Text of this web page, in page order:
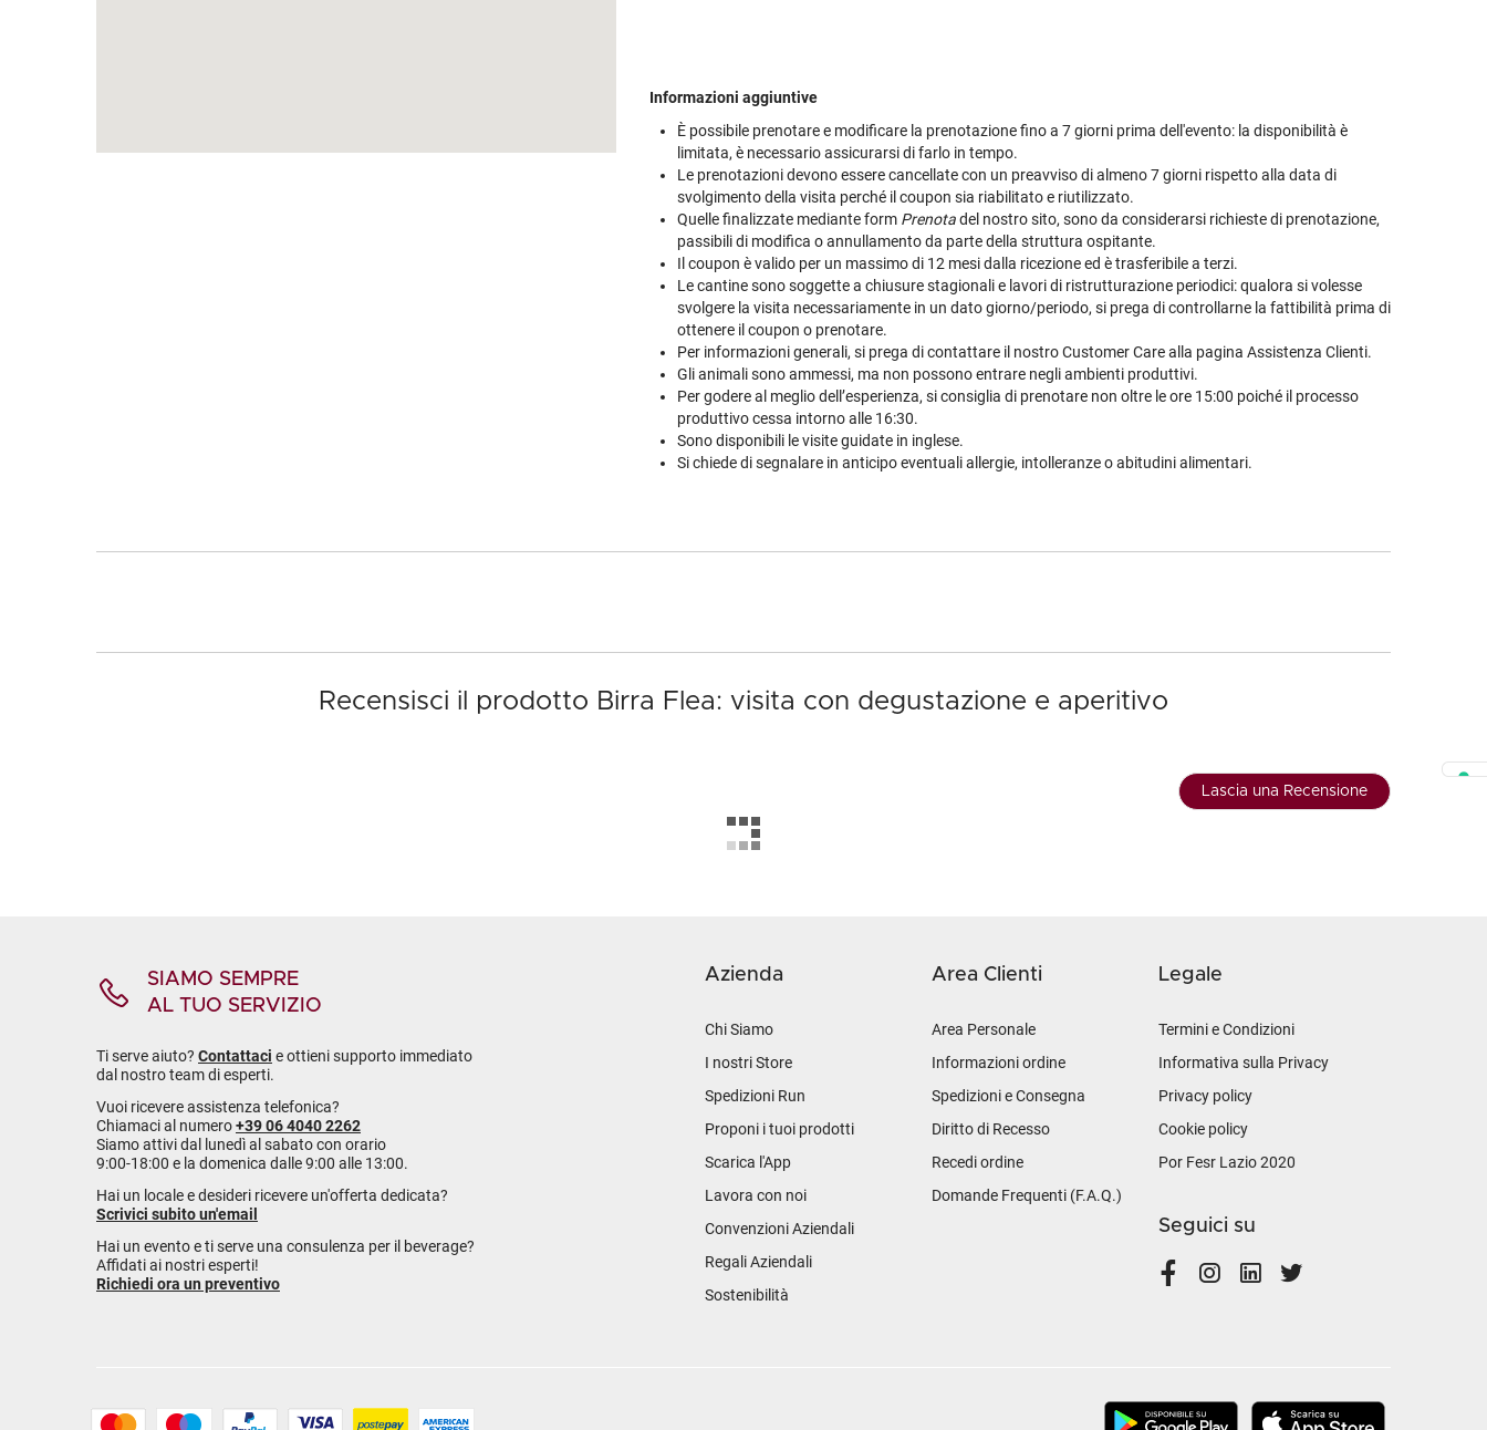
Informazioni aggiuntive
È possibile prenotare e modificare la prenotazione fino a 7 giorni prima dell'evento: la disponibilità è
limitata, è necessario assicurarsi di farlo in tempo.
Le prenotazioni devono essere cancellate con un preavviso di almeno 7 giorni rispetto alla data di
svolgimento della visita perché il coupon sia riabilitato e riutilizzato.
Quelle finalizzate mediante form Prenotadel nostro sito, sono da considerarsi richieste di prenotazione,
passibili di modifica o annullamento da parte della struttura ospitante.
Il coupon è valido per un massimo di 12 mesi dalla ricezione ed è trasferibile a terzi.
Le cantine sono soggette a chiusure stagionali e lavori di ristrutturazione periodici: qualora si volesse
svolgere la visita necessariamente in un dato giorno/periodo, si prega di controllarne la fattibilità prima di
ottenere il coupon o prenotare.
Per informazioni generali, si prega di contattare il nostro Customer Care alla pagina Assistenza Clienti.
Gli animali sono ammessi, ma non possono entrare negli ambienti produttivi.
Per godere al meglio dell’esperienza, si consiglia di prenotare non oltre le ore 15:00 poiché il processo
produttivo cessa intorno alle 16:30.
Sono disponibili le visite guidate in inglese.
Si chiede di segnalare in anticipo eventuali allergie, intolleranze o abitudini alimentari.
Recensisci il prodotto Birra Flea: visita con degustazione e aperitivo
Lascia una Recensione
SIAMO SEMPRE
AL TUO SERVIZIO
Ti serve aiuto? Contattaci e ottieni supporto immediato
dal nostro team di esperti.
Vuoi ricevere assistenza telefonica?
Chiamaci al numero+39 06 4040 2262
Siamo attivi dal lunedì al sabato con orario
9:00-18:00 e la domenica dalle 9:00 alle 13:00.
Hai un locale e desideri ricevere un'offerta dedicata?
Scrivici subito un'email
Hai un evento e ti serve una consulenza per il beverage?
Affidati ai nostri esperti!
Richiedi ora un preventivo
Azienda
Chi Siamo
I nostri Store
Spedizioni Run
Proponi i tuoi prodotti
Scarica l'App
Lavora con noi
Convenzioni Aziendali
Regali Aziendali
Sostenibilità
Area Clienti
Area Personale
Informazioni ordine
Spedizioni e Consegna
Diritto di Recesso
Recedi ordine
Domande Frequenti (F.A.Q.)
Legale
Termini e Condizioni
Informativa sulla Privacy
Privacy policy
Cookie policy
Por Fesr Lazio 2020
Seguici su